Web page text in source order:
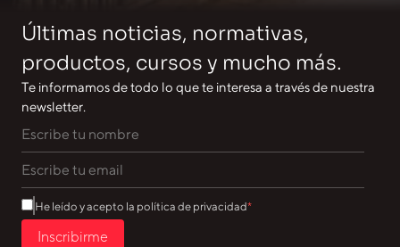
Últimas noticias, normativas,
productos, cursos y mucho más.
Te informamos de todo lo que te interesa a través de nuestra
newsletter.
He leído y acepto la política de privacidad
Inscribirme